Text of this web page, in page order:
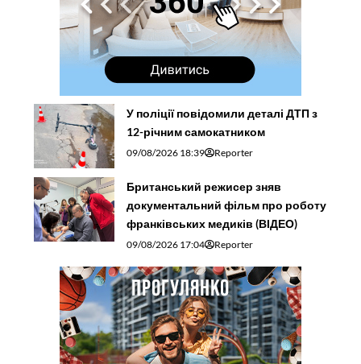
У поліції повідомили деталі ДТП з
12-річним самокатником
09/08/2026 18:39 Reporter
Британський режисер зняв
документальний фільм про роботу
франківських медиків (ВІДЕО)
09/08/2026 17:04 Reporter